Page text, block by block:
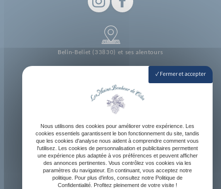
Belin-Beliet (33830) et ses alentours
Lundi - Vendredi : 10h - 19h
Samedi : Sur demande
contact@lesmainsbonheurdecelia.fr
Fermer et accepter
Nous utilisons des cookies pour améliorer votre expérience. Les
cookies essentiels garantissent le bon fonctionnement du site, tandis
que les cookies d'analyse nous aident à comprendre comment vous
l'utilisez. Les cookies de personnalisation et publicitaires permettent
une expérience plus adaptée à vos préférences et peuvent afficher
des annonces pertinentes. Vous contrôlez vos cookies via les
paramètres du navigateur. En continuant, vous acceptez notre
politique. Pour plus d'infos, consultez notre Politique de
Confidentialité. Profitez pleinement de votre visite !